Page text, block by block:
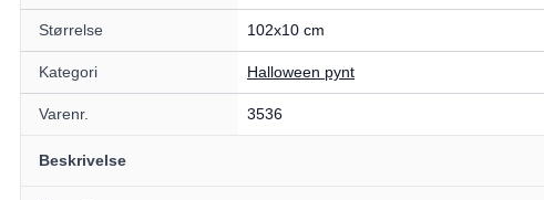
Størrelse 102x10 cm
Kategori Halloween pynt
Varenr. 3536
Beskrivelse